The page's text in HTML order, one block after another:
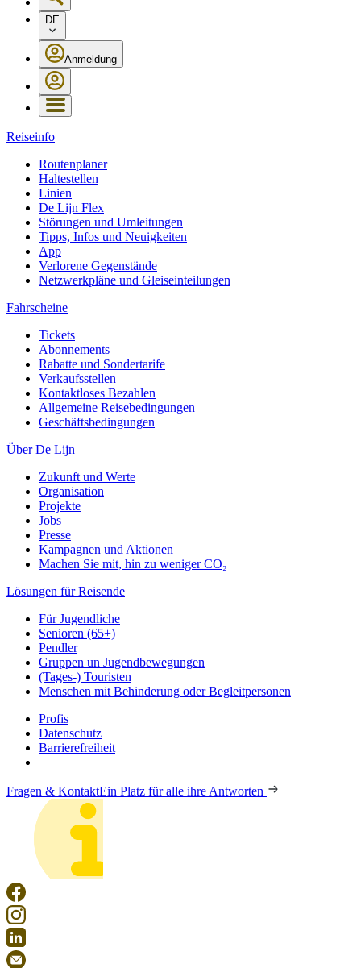
DE
Anmeldung
Reiseinfo
Routenplaner
Haltestellen
Linien
De Lijn Flex
Störungen und Umleitungen
Tipps, Infos und Neuigkeiten
App
Verlorene Gegenstände
Netzwerkpläne und Gleiseinteilungen
Fahrscheine
Tickets
Abonnements
Rabatte und Sondertarife
Verkaufsstellen
Kontaktloses Bezahlen
Allgemeine Reisebedingungen
Geschäftsbedingungen
Über De Lijn
Zukunft und Werte
Organisation
Projekte
Jobs
Presse
Kampagnen und Aktionen
Machen Sie mit, hin zu weniger CO₂
Lösungen für Reisende
Für Jugendliche
Senioren (65+)
Pendler
Gruppen un Jugendbewegungen
(Tages-) Touristen
Menschen mit Behinderung oder Begleitpersonen
Profis
Datenschutz
Barrierefreiheit
Fragen & KontaktEin Platz für alle ihre Antworten